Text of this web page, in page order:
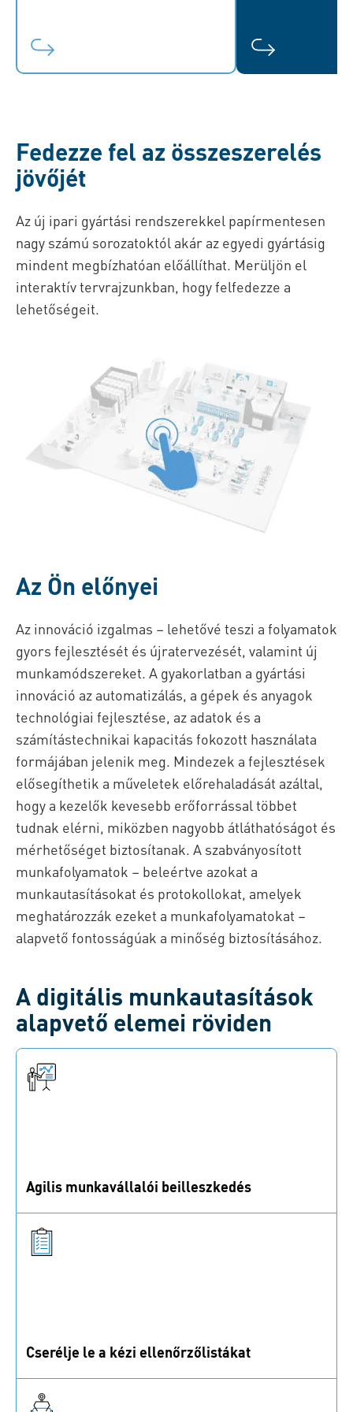
Fedezze fel az összeszerelés
jövőjét
Az új ipari gyártási rendszerekkel papírmentesen
nagy számú sorozatoktól akár az egyedi gyártásig
mindent megbízhatóan előállíthat. Merüljön el
interaktív tervrajzunkban, hogy felfedezze a
lehetőségeit.
Az Ön előnyei
Az innováció izgalmas – lehetővé teszi a folyamatok
gyors fejlesztését és újratervezését, valamint új
munkamódszereket. A gyakorlatban a gyártási
innováció az automatizálás, a gépek és anyagok
technológiai fejlesztése, az adatok és a
számítástechnikai kapacitás fokozott használata
formájában jelenik meg. Mindezek a fejlesztések
elősegíthetik a műveletek előrehaladását azáltal,
hogy a kezelők kevesebb erőforrással többet
tudnak elérni, miközben nagyobb átláthatóságot és
mérhetőséget biztosítanak. A szabványosított
munkafolyamatok – beleértve azokat a
munkautasításokat és protokollokat, amelyek
meghatározzák ezeket a munkafolyamatokat –
alapvető fontosságúak a minőség biztosításához.
A digitális munkautasítások
alapvető elemei röviden
Agilis munkavállalói beilleszkedés
Cserélje le a kézi ellenőrzőlistákat